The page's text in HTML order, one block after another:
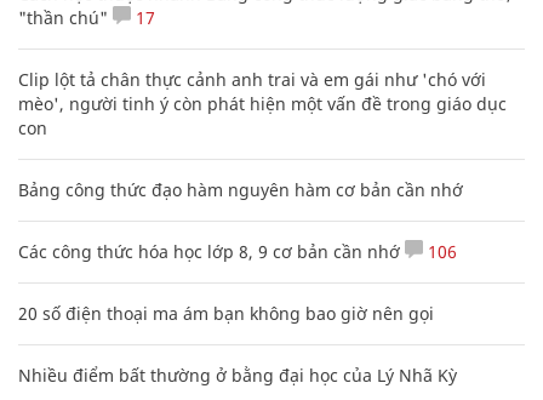
"thần chú"
17
Clip lột tả chân thực cảnh anh trai và em gái như 'chó với
mèo', người tinh ý còn phát hiện một vấn đề trong giáo dục
con
Bảng công thức đạo hàm nguyên hàm cơ bản cần nhớ
Các công thức hóa học lớp 8, 9 cơ bản cần nhớ 106
20 số điện thoại ma ám bạn không bao giờ nên gọi
Nhiều điểm bất thường ở bằng đại học của Lý Nhã Kỳ